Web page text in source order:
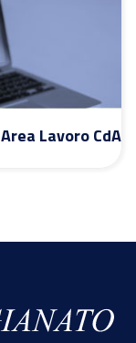
Area Lavoro CdA